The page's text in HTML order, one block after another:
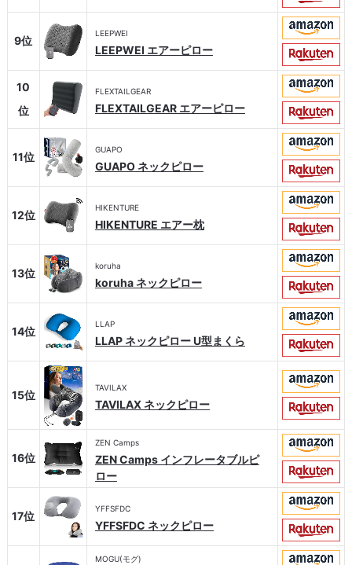
9位
LEEPWEI
LEEPWEI エアーピロー
10
位
FLEXTAILGEAR
FLEXTAILGEAR エアーピロー
11位
GUAPO
GUAPO ネックピロー
12位
HIKENTURE
HIKENTURE エアー枕
13位
koruha
koruha ネックピロー
14位
LLAP
LLAP ネックピロー U型まくら
15位
TAVILAX
TAVILAX ネックピロー
16位
ZEN Camps
ZEN Camps インフレータブルピ
ロー
17位
YFFSFDC
YFFSFDC ネックピロー
MOGU(モグ)